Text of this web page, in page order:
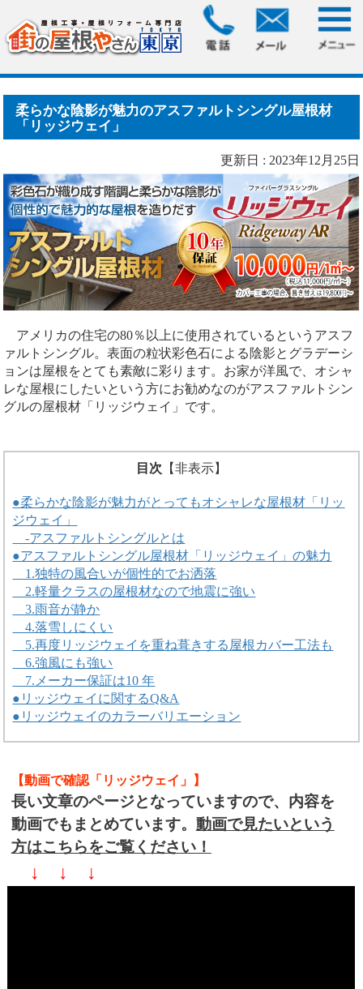
> 柔らかな陰影が魅力のアスファルトシングル屋根材
「リッジウェイ.....
柔らかな陰影が魅力のアスファルトシングル屋根材
「リッジウェイ」
更新日 : 2023年12月25日
アメリカの住宅の80％以上に使用されているというアスフ
ァルトシングル。表面の粒状彩色石による陰影とグラデーシ
ョンは屋根をとても素敵に彩ります。お家が洋風で、オシャ
レな屋根にしたいという方にお勧めなのがアスファルトシン
グルの屋根材「リッジウェイ」です。
目次 【非表示】
●柔らかな陰影が魅力がとってもオシャレな屋根材「リッ
ジウェイ」
-アスファルトシングルとは
●アスファルトシングル屋根材「リッジウェイ」の魅力
1.独特の風合いが個性的でお洒落
2.軽量クラスの屋根材なので地震に強い
3.雨音が静か
4.落雪しにくい
5.再度リッジウェイを重ね葺きする屋根カバー工法も
6.強風にも強い
7.メーカー保証は10 年
●リッジウェイに関するQ&A
●リッジウェイのカラーバリエーション
【動画で確認「リッジウェイ」】
長い文章のページとなっていますので、内容を
動画でもまとめています。 動画で見たいという
方はこちらをご覧ください！
↓ ↓ ↓